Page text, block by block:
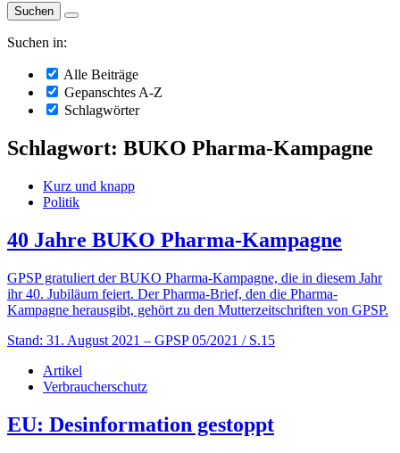
Suchen in:
Alle Beiträge
Gepanschtes A-Z
Schlagwörter
Schlagwort: BUKO Pharma-Kampagne
Kurz und knapp
Politik
40 Jahre BUKO Pharma-Kampagne
GPSP gratuliert der BUKO Pharma-Kampagne, die in diesem Jahr
ihr 40. Jubiläum feiert. Der Pharma-Brief, den die Pharma-
Kampagne herausgibt, gehört zu den Mutterzeitschriften von GPSP.
Stand: 31. August 2021 – GPSP 05/2021 / S.15
Artikel
Verbraucherschutz
EU: Desinformation gestoppt